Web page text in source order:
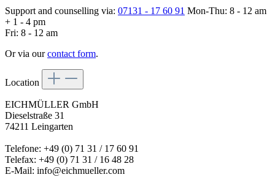
Support and counselling via: 07131 - 17 60 91 Mon-Thu: 8 - 12 am
+ 1 - 4 pm
Fri: 8 - 12 am
Or via ourcontact form.
Location
EICHMÜLLER GmbH
Dieselstraße 31
74211 Leingarten
Telefone: +49 (0) 71 31 / 17 60 91
Telefax: +49 (0) 71 31 / 16 48 28
E-Mail: info@eichmueller.com